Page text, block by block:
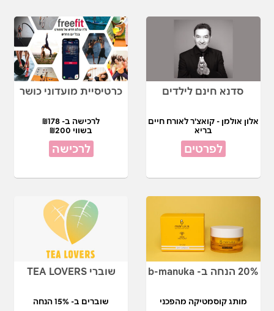
סדנא חינם לילדים
אלון אולמן - קואצ'ר לאורח חיים
בריא
לפרטים
כרטיסיית מועדוני כושר
לרכישה ב- ₪178
בשווי ₪200
לרכישה
20% הנחה ב- b-manuka
מותג קוסמטיקה מהפכני
שוברי TEA LOVERS
שוברים ב- 15% הנחה